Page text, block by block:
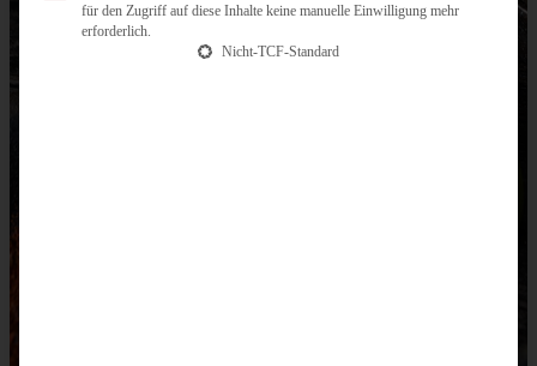
für den Zugriff auf diese Inhalte keine manuelle Einwilligung mehr
erforderlich.
Nicht-TCF-Standard